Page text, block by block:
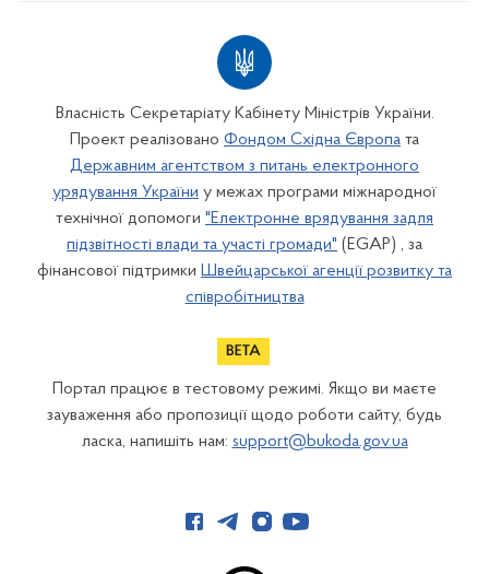
Власність Секретаріату Кабінету Міністрів України.
Проект реалізовано Фондом Східна Європа та
Державним агентством з питань електронного
урядування України у межах програми міжнародної
технічної допомоги "Електронне врядування задля
підзвітності влади та участі громади" (EGAP) , за
фінансової підтримки Швейцарської агенції розвитку та
співробітництва
Портал працює в тестовому режимі. Якщо ви маєте
зауваження або пропозиції щодо роботи сайту, будь
ласка, напишіть нам: support@bukoda.gov.ua